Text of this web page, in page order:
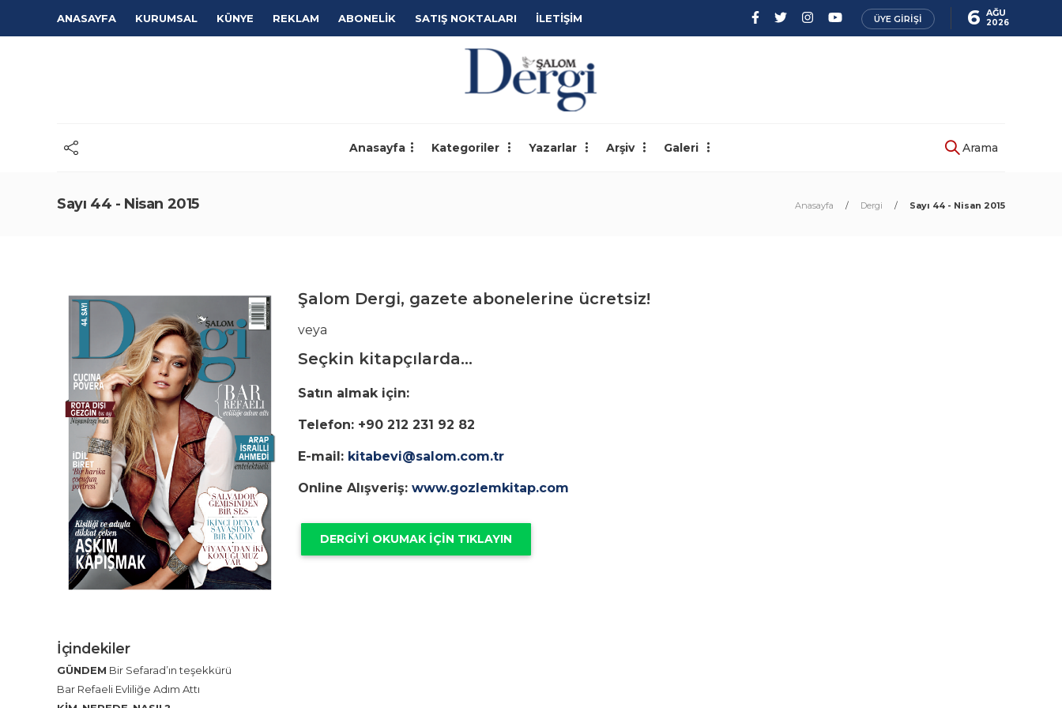
ANASAYFA KURUMSAL KÜNYE REKLAM ABONELİK SATIŞ NOKTALARI İLETİŞİM ÜYE GIRIŞI 6 AĞU
2026
Anasayfa Kategoriler Yazarlar Arşiv Galeri Arama
Sayı 44 - Nisan 2015 Anasayfa Dergi Sayı 44 - Nisan 2015
Şalom Dergi, gazete abonelerine ücretsiz!
veya
Seçkin kitapçılarda...
Satın almak için:
Telefon: +90 212 231 92 82
E-mail: kitabevi@salom.com.tr
Online Alışveriş: www.gozlemkitap.com
DERGIYI OKUMAK IÇIN TIKLAYIN
İçindekiler
GÜNDEM Bir Sefarad’ın teşekkürü
Bar Refaeli Evliliğe Adım Attı